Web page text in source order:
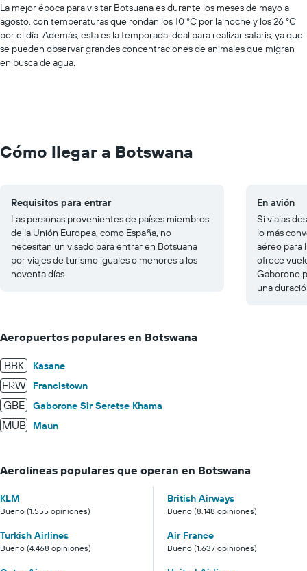
La mejor época para visitar Botsuana es durante los meses de mayo a
agosto, con temperaturas que rondan los 10 °C por la noche y los 26 °C
por el día. Además, esta es la temporada ideal para realizar safaris, ya que
se pueden observar grandes concentraciones de animales que migran
en busca de agua.
Cómo llegar a Botswana
Requisitos para entrar
Las personas provenientes de países miembros
de la Unión Europea, como España, no
necesitan un visado para entrar en Botsuana
por viajes de turismo iguales o menores a los
noventa días.
En avión
Si viajas
lo más
aéreo para
ofrece
Gaborone
una
Aeropuertos populares en Botswana
BBK Kasane
FRW Francistown
GBE Gaborone Sir Seretse Khama
MUB Maun
Aerolíneas populares que operan en Botswana
KLM
Bueno (1.555 opiniones)
British Airways
Bueno (8.148 opiniones)
Turkish Airlines
Bueno (4.468 opiniones)
Air France
Bueno (1.637 opiniones)